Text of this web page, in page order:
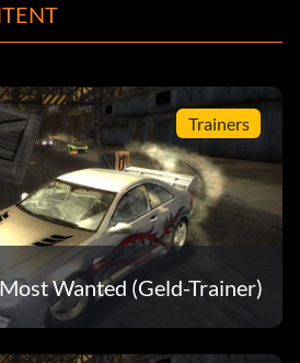
Trainers
Wanted (Geld-Trainer)